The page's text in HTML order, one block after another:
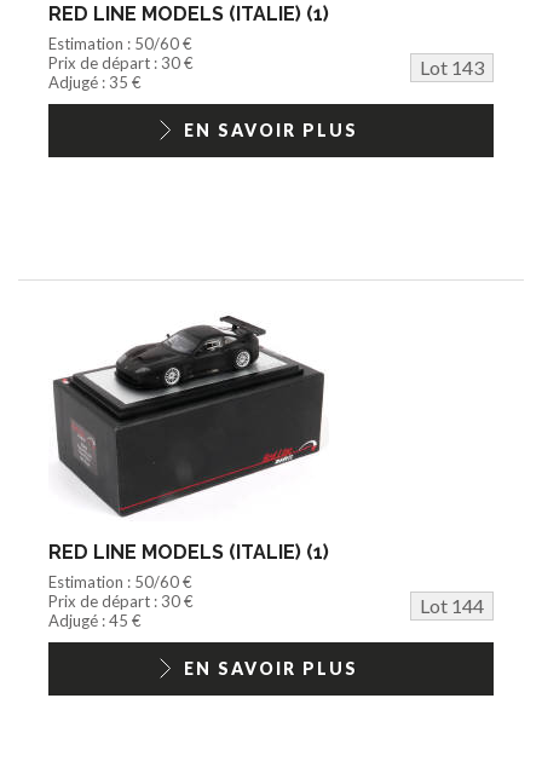
RED LINE MODELS (ITALIE) (1)
Estimation : 50/60 €
Prix de départ : 30 €
Lot 143
Adjugé : 35 €
EN SAVOIR PLUS
RED LINE MODELS (ITALIE) (1)
Estimation : 50/60 €
Prix de départ : 30 €
Lot 144
Adjugé : 45 €
EN SAVOIR PLUS